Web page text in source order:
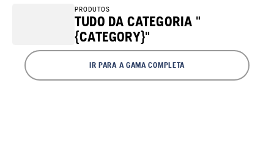
PRODUTOS
TUDO DA CATEGORIA "
{CATEGORY}"
IR PARA A GAMA COMPLETA